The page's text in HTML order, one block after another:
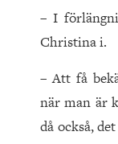
– I
Christina i.
– Att få
när man är
då också,